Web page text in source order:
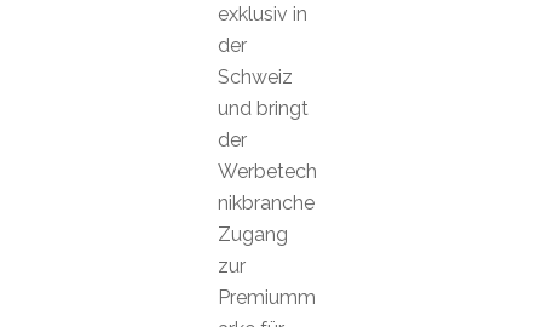
exklusiv in
der
Schweiz
und bringt
der
Werbetech
nikbranche
Zugang
zur
Premiumm